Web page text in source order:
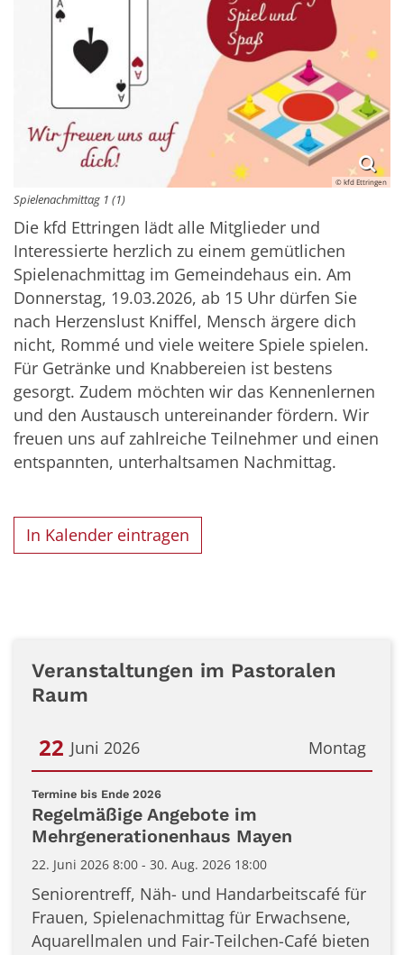
© kfd Ettringen
Spielenachmittag 1 (1)
Die kfd Ettringen lädt alle Mitglieder und
Interessierte herzlich zu einem gemütlichen
Spielenachmittag im Gemeindehaus ein. Am
Donnerstag, 19.03.2026, ab 15 Uhr dürfen Sie
nach Herzenslust Kniffel, Mensch ärgere dich
nicht, Rommé und viele weitere Spiele spielen.
Für Getränke und Knabbereien ist bestens
gesorgt. Zudem möchten wir das Kennenlernen
und den Austausch untereinander fördern. Wir
freuen uns auf zahlreiche Teilnehmer und einen
entspannten, unterhaltsamen Nachmittag.
In Kalender eintragen
Veranstaltungen im Pastoralen
Raum
Montag
22 Juni 2026
Datum: 22. Juni 2026
Termine bis Ende 2026:
Regelmäßige Angebote im
Mehrgenerationenhaus Mayen
22. Juni 2026 8:00 - 30. Aug. 2026 18:00
Seniorentreff, Näh- und Handarbeitscafé für
Frauen, Spielenachmittag für Erwachsene,
Aquarellmalen und Fair-Teilchen-Café bieten